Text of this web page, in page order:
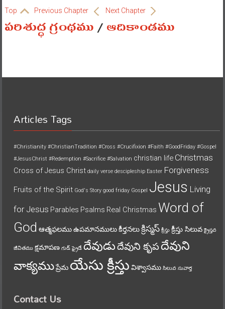
Top Previous Chapter Next Chapter
పరిశుద్ధ గ్రంథము/ఆదికాండము
Articles Tags
#Christianity #ChristianTradition #Cross #Crucifixion #Faith #GoodFriday #Gospel
#JesusChrist #Redemption #Sacrifice #Salvation christian life Christmas
Cross of Jesus Christ daily verse descipleship Easter Forgiveness
Fruits of the Spirit God's Story good friday Gospel Jesus Living
for Jesus Parables Psalms Real Christmas Word of
God ఆత్మఫలముఉపమానములుకీర్తనలుక్రిస్మస్ క్రీస్తు క్రీస్తు సిలువ క్రైస్తవ
జీవితము క్షమాపణ గుడ్ ఫ్రైడే దేవుడుదేవుని కృపదేవుని
వాక్యముప్రేమ యేసు క్రీస్తు విశ్వాసము సిలువ సువార్త
Contact Us